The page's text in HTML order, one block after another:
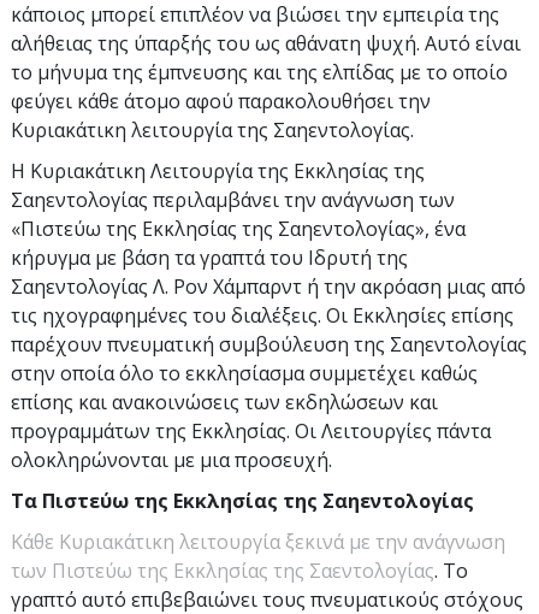
κάποιος μπορεί επιπλέον να βιώσει την εμπειρία της
αλήθειας της ύπαρξής του ως αθάνατη ψυχή. Αυτό είναι
το μήνυμα της έμπνευσης και της ελπίδας με το οποίο
φεύγει κάθε άτομο αφού παρακολουθήσει την
Κυριακάτικη λειτουργία της Σαηεντολογίας.
Η Κυριακάτικη Λειτουργία της Εκκλησίας της
Σαηεντολογίας περιλαμβάνει την ανάγνωση των
«Πιστεύω της Εκκλησίας της Σαηεντολογίας», ένα
κήρυγμα με βάση τα γραπτά του Ιδρυτή της
Σαηεντολογίας Λ. Ρον Χάμπαρντ ή την ακρόαση μιας από
τις ηχογραφημένες του διαλέξεις. Οι Εκκλησίες επίσης
παρέχουν πνευματική συμβούλευση της Σαηεντολογίας
στην οποία όλο το εκκλησίασμα συμμετέχει καθώς
επίσης και ανακοινώσεις των εκδηλώσεων και
προγραμμάτων της Εκκλησίας. Οι Λειτουργίες πάντα
ολοκληρώνονται με μια προσευχή.
Τα Πιστεύω της Εκκλησίας της Σαηεντολογίας
Κάθε Κυριακάτικη λειτουργία ξεκινά με την ανάγνωση
των Πιστεύω της Εκκλησίας της Σαεντολογίας. Το
γραπτό αυτό επιβεβαιώνει τους πνευματικούς στόχους